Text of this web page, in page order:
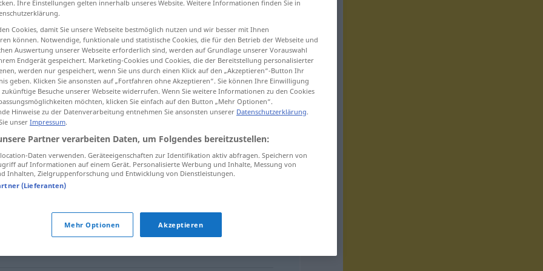
verzeichnet sein
constar (≈ estar seguro)
(como) consta en autos de
Ihre Einstellungen gelten innerhalb unseres Website. Weitere Informationen finden Sie in
Cookies, damit Sie unsere Webseite bestmöglich nutzen und wir besser mit Ihnen
können. Notwendige, funktionale und statistische Cookies, die für den Betrieb der Webseite und
Auswertung unserer Webseite erforderlich sind, werden auf Grundlage unserer Vorauswahl
Endgerät gespeichert. Marketing-Cookies und Cookies, die der Bereitstellung personalisierter
werden nur gespeichert, wenn Sie uns durch einen Klick auf den „Akzeptieren“-Button Ihr
geben. Klicken Sie ansonsten auf „Fortfahren ohne Akzeptieren“. Sie können Ihre Einwilligung
Besuche unserer Webseite widerrufen. Wenn Sie weitere Informationen zu den Cookies
möchten, klicken Sie einfach auf den Button „Mehr Optionen“.
Hinweise zu der Datenverarbeitung entnehmen Sie ansonsten unserer Datenschutzerklärung.
unser Impressum.
Partner verarbeiten Daten, um Folgendes bereitzustellen:
Daten verwenden. Geräteeigenschaften zur Identifikation aktiv abfragen. Speichern von
auf Informationen auf einem Gerät. Personalisierte Werbung und Inhalte, Messung von
Inhalten, Zielgruppenforschung und Entwicklung von Dienstleistungen.
(Lieferanten)
Mehr Optionen Akzeptieren